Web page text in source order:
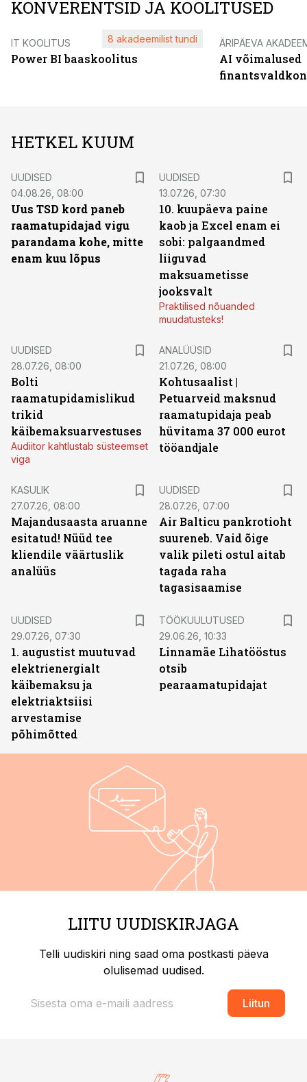
KONVERENTSID JA KOOLITUSED
IT KOOLITUS
Power BI baaskoolitus
8 akadeemilist tundi ÄRIPÄEVA
AI võimalused
HETKEL KUUM
UUDISED
04.08.26, 08:00
Uus TSD kord paneb
raamatupidajad vigu
parandama kohe, mitte
enam kuu lõpus
UUDISED
13.07.26, 07:30
10. kuupäeva paine
kaob ja Excel enam ei
sobi: palgaandmed
liiguvad
maksuametisse
jooksvalt
Praktilised nõuanded
muudatusteks!
UUDISED
28.07.26, 08:00
Bolti
raamatupidamislikud
trikid
käibemaksuarvestuses
Audiitor kahtlustab süsteemset
viga
ANALÜÜSID
21.07.26, 08:00
Kohtusaalist |
Petuarveid maksnud
raamatupidaja peab
hüvitama 37 000 eurot
tööandjale
KASULIK
27.07.26, 08:00
Majandusaasta aruanne
esitatud! Nüüd tee
kliendile väärtuslik
analüüs
UUDISED
28.07.26, 07:00
Air Balticu pankrotioht
suureneb. Vaid õige
valik pileti ostul aitab
tagada raha
tagasisaamise
UUDISED
29.07.26, 07:30
1. augustist muutuvad
elektrienergialt
käibemaksu ja
elektriaktsiisi
arvestamise
põhimõtted
TÖÖKUULUTUSED
29.06.26, 10:33
Linnamäe Lihatööstus
otsib
pearaamatupidajat
LIITU UUDISKIRJAGA
Telli uudiskiri ning saad oma postkasti päeva
olulisemad uudised.
Liitun